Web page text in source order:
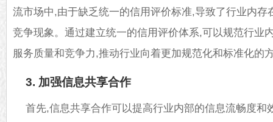
流市场中,由于缺乏统一的信用评价标准,导致了行业内存
竞争现象。通过建立统一的信用评价体系,可以规范行业
服务质量和竞争力,推动行业向着更加规范化和标准化的
3. 加强信息共享合作
首先,信息共享合作可以提高行业内部的信息流畅度和